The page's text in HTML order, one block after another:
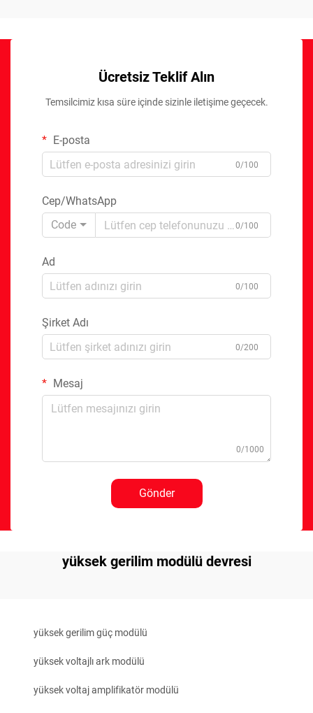
Ücretsiz Teklif Alın
Temsilcimiz kısa süre içinde sizinle iletişime geçecek.
E-posta
0/100
Cep/WhatsApp
Code
0/100
Ad
0/100
Şirket Adı
0/200
Mesaj
0/1000
Gönder
yüksek gerilim modülü devresi
yüksek gerilim güç modülü
yüksek voltajlı ark modülü
yüksek voltaj amplifikatör modülü